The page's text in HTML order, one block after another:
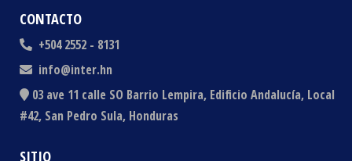
CONTACTO
+504 2552 - 8131
info@inter.hn
03 ave 11 calle SO Barrio Lempira, Edificio Andalucía, Local
#42, San Pedro Sula, Honduras
SITIO